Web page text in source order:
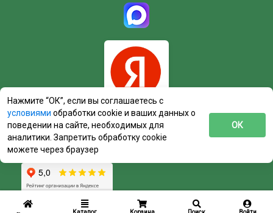
Нажмите “ОК”, если вы соглашаетесь с
условиями обработки cookie и ваших данных о
поведении на сайте, необходимых для
аналитики. Запретить обработку cookie
можете через браузер
ОК